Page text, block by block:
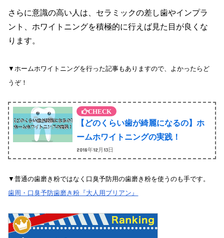
さらに意識の高い人は、セラミックの差し歯やインプラ
ント、ホワイトニングを積極的に行えば見た目が良くな
ります。
▼ホームホワイトニングを行った記事もありますので、よかったらど
うぞ！
【どのくらい歯が綺麗になるの】ホ
ームホワイトニングの実践！
2018年12月13日
▼普通の歯磨き粉ではなく口臭予防用の歯磨き粉を使うのも手です。
歯周・口臭予防歯磨き粉『大人用ブリアン』